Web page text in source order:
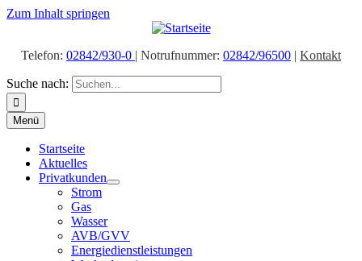
Zum Inhalt springen
Telefon: 02842/930-0 | Notrufnummer: 02842/96500 | Kontakt
Suche nach:
Menü
Startseite
Aktuelles
Privatkunden
Strom
Gas
Wasser
AVB/GVV
Energiedienstleistungen